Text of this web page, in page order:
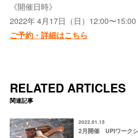
《開催日時》
2022年 4月17日（日）12:00〜15:00
ご予約・詳細はこちら
RELATED ARTICLES
関連記事
2022.01.15
2月開催 UPIワーク